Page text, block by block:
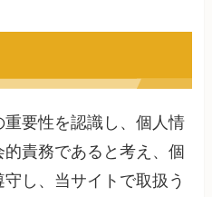
要性を認識し、個人情
責務であると考え、個
し、当サイトで取扱う